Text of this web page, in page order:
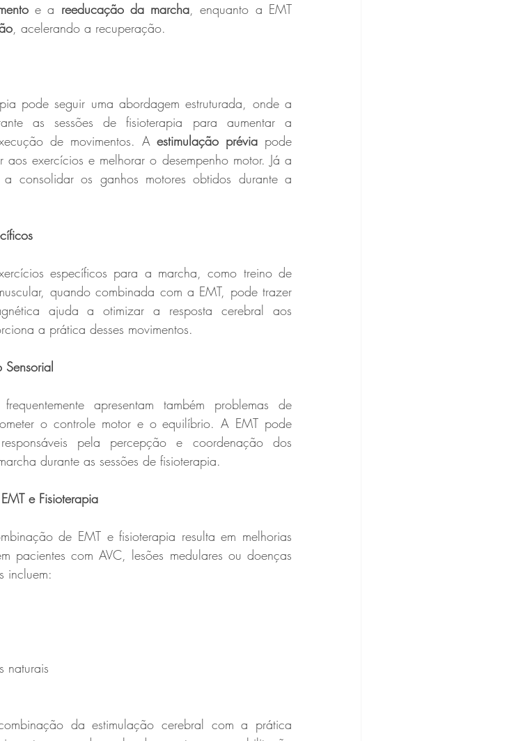
e a reeducação da marcha, enquanto a EMT
, acelerando a recuperação.
pode seguir uma abordagem estruturada, onde a
as sessões de fisioterapia para aumentar a
de movimentos. A estimulação prévia pode
consolidar os ganhos motores obtidos durante a
específicos para a marcha, como treino de
quando combinada com a EMT, pode trazer
ajuda a otimizar a resposta cerebral aos
a prática desses movimentos.
o controle motor e o equilíbrio. A EMT pode
pela percepção e coordenação dos
durante as sessões de fisioterapia.
e Fisioterapia
de EMT e fisioterapia resulta em melhorias
pacientes com AVC, lesões medulares ou doenças
incluem:
naturais
da estimulação cerebral com a prática